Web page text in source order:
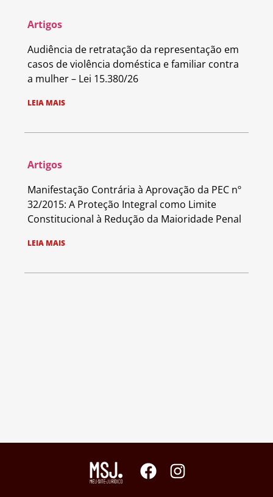
Artigos
Audiência de retratação da representação em
casos de violência doméstica e familiar contra
a mulher – Lei 15.380/26
LEIA MAIS
Artigos
Manifestação Contrária à Aprovação da PEC nº
32/2015: A Proteção Integral como Limite
Constitucional à Redução da Maioridade Penal
LEIA MAIS